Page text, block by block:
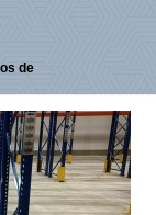
de